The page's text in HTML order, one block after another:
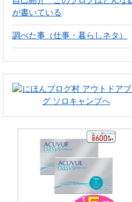
が書いている
調べた事（仕事・暮らしネタ）